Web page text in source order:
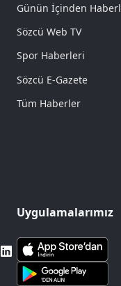
Günün İçinden
Sözcü Web TV
Spor Haberleri
Sözcü E-Gazete
Tüm Haberler
Uygulamalarımız